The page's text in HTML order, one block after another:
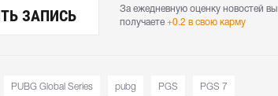
ЗАПИСЬ
За ежедневную оценку новостей вы
получаете +0.2 в свою карму
PUBG Global Series pubg PGS PGS 7